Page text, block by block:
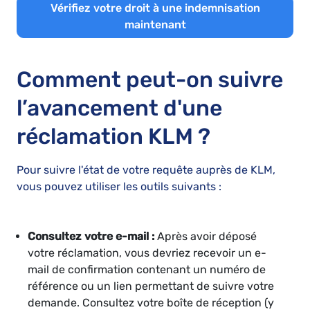
Vérifiez votre droit à une indemnisation
maintenant
Comment peut-on suivre
l’avancement d'une
réclamation KLM ?
Pour suivre l'état de votre requête auprès de KLM,
vous pouvez utiliser les outils suivants :
Consultez votre e-mail : Après avoir déposé
votre réclamation, vous devriez recevoir un e-
mail de confirmation contenant un numéro de
référence ou un lien permettant de suivre votre
demande. Consultez votre boîte de réception (y